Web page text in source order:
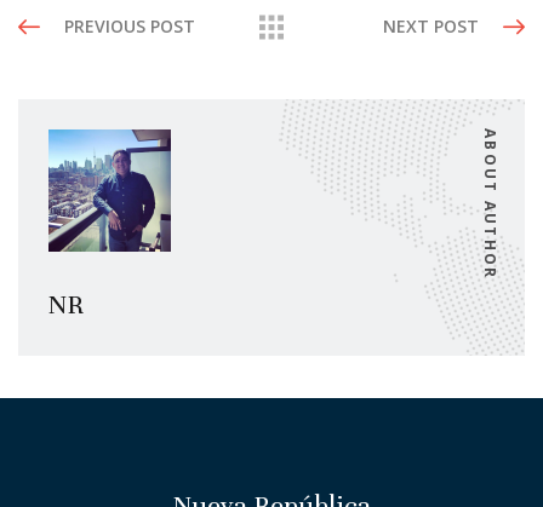
PREVIOUS POST NEXT POST
ABOUT AUTHOR
NR